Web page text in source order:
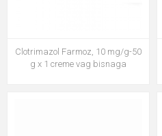
Clotrimazol Farmoz, 10 mg/g-50
g x 1 creme vag bisnaga